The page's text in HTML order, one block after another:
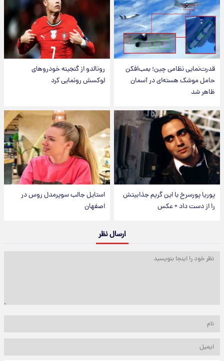
قدرت‌نمایی نظامی چین؛ بمب‌افکن
حامل موشک هسته‌ای در آسمان
ظاهر شد
رونالدو از گنجینه خودروهای
لوکسش رونمایی کرد
پوریا پورسرخ با این گریم جذابیتش
را از دست داد + عکس
استایل جالب سوپرمدل روس در
اصفهان
ارسال نظر